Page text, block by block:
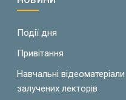
Події дня
Привітання
Навчальні відеоматеріали
залучених лекторів